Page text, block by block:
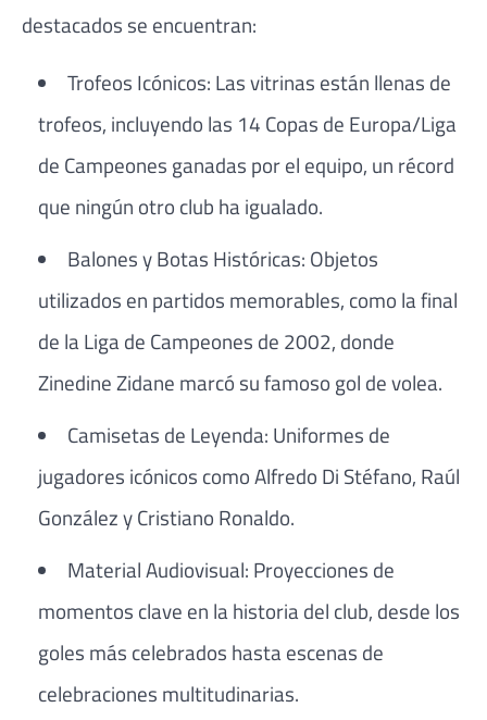
destacados se encuentran:
Trofeos Icónicos: Las vitrinas están llenas de
trofeos, incluyendo las 14 Copas de Europa/Liga
de Campeones ganadas por el equipo, un récord
que ningún otro club ha igualado.
Balones y Botas Históricas: Objetos
utilizados en partidos memorables, como la final
de la Liga de Campeones de 2002, donde
Zinedine Zidane marcó su famoso gol de volea.
Camisetas de Leyenda: Uniformes de
jugadores icónicos como Alfredo Di Stéfano, Raúl
González y Cristiano Ronaldo.
Material Audiovisual: Proyecciones de
momentos clave en la historia del club, desde los
goles más celebrados hasta escenas de
celebraciones multitudinarias.